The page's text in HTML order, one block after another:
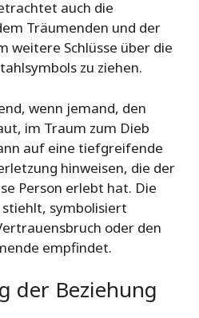
auch die
Träumenden und der
weitere Schlüsse über die
zu ziehen.
wenn jemand, den
im Traum zum Dieb
auf eine tiefgreifende
hinweisen, die der
Person erlebt hat. Die
symbolisiert
oder den
empfindet.
der Beziehung